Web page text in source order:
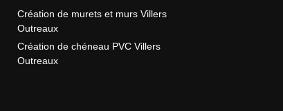
Création de murets et murs Villers
Outreaux
Création de chéneau PVC Villers
Outreaux